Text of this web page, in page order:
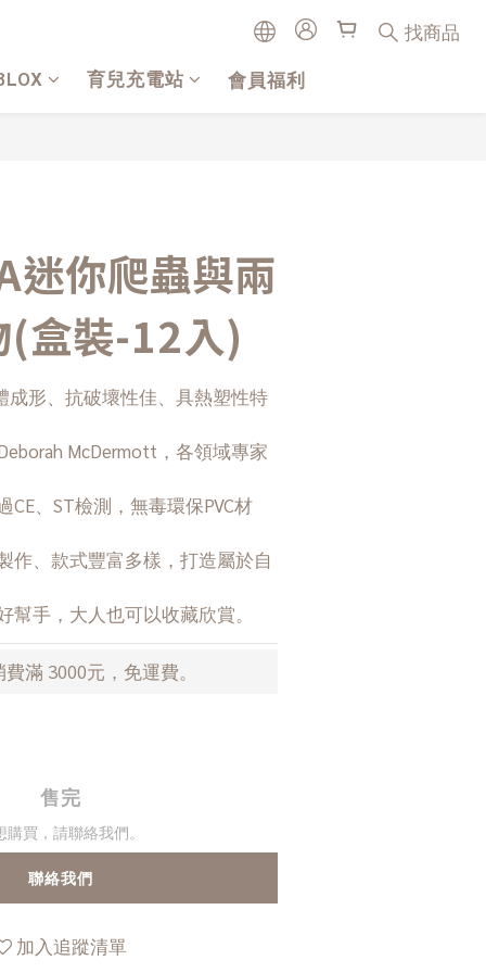
找商品
育兒充電站 會員福利
你爬蟲與兩
(盒裝-12入)
成形、抗破壞性佳、具熱塑性特
幫手，大人也可以收藏欣賞。
滿 3000元，免運費。
售完
購買，請聯絡我們。
聯絡我們
加入追蹤清單